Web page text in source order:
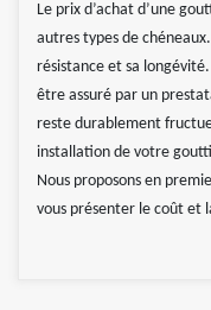
Le prix d’achat d’une
autres types de
résistance et sa
être assuré par un
reste durablement
installation de votre
Nous proposons en
vous présenter le coût et